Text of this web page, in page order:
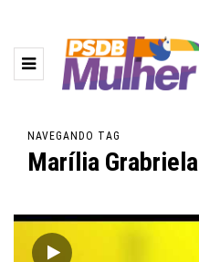
NAVEGANDO TAG
Marília Grabriela